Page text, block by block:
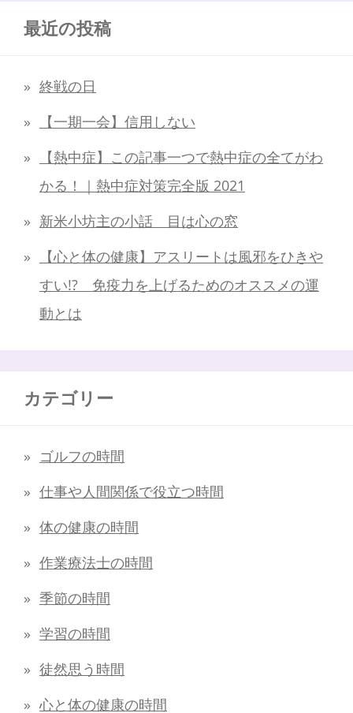
最近の投稿
終戦の日
【一期一会】信用しない
【熱中症】この記事一つで熱中症の全てがわ
かる！｜熱中症対策完全版 2021
新米小坊主の小話 目は心の窓
【心と体の健康】アスリートは風邪をひきや
すい!? 免疫力を上げるためのオススメの運
動とは
カテゴリー
ゴルフの時間
仕事や人間関係で役立つ時間
体の健康の時間
作業療法士の時間
季節の時間
学習の時間
徒然思う時間
心と体の健康の時間